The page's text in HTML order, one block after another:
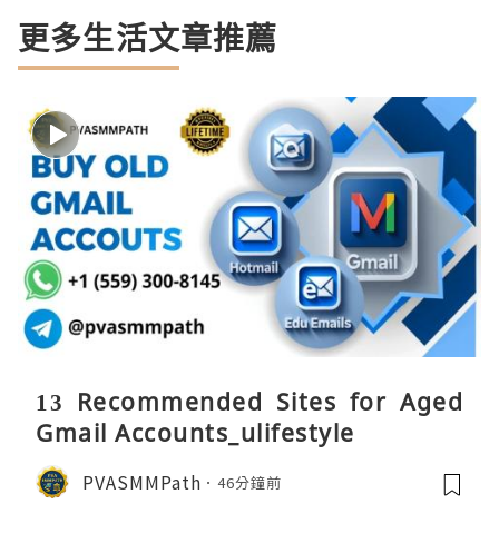
更多生活文章推薦
13 Recommended Sites for Aged
Gmail Accounts_ulifestyle
PVASMMPath 46分鐘前